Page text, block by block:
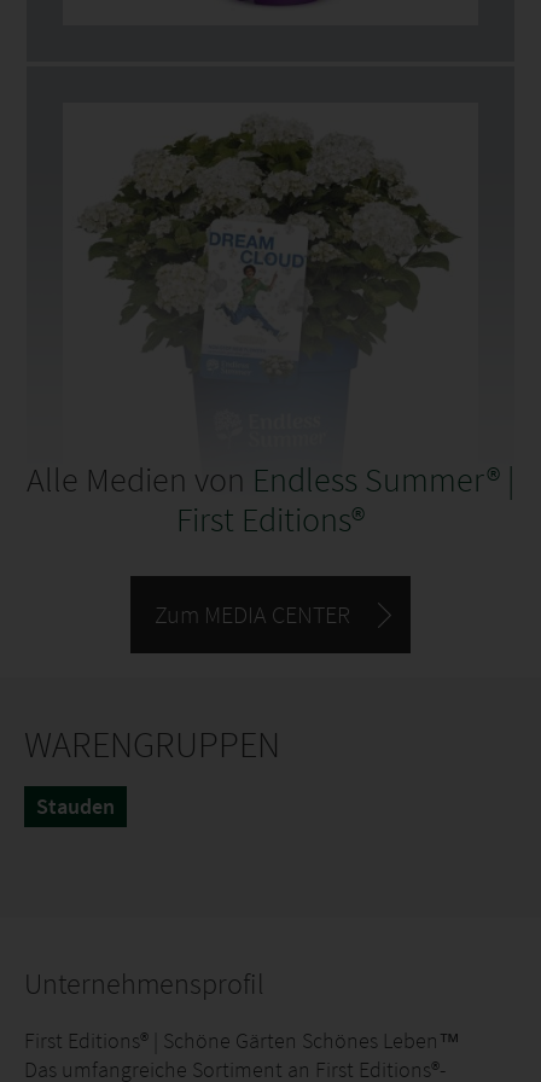
europäische Gärtnernetzwerk von Endless Summer®
Material unterstützt.
Alle Medien von Endless Summer® |
First Editions®
Zum MEDIA CENTER
WARENGRUPPEN
Stauden
Unternehmensprofil
First Editions® | Schöne Gärten Schönes Leben™
Das umfangreiche Sortiment an First Editions®-